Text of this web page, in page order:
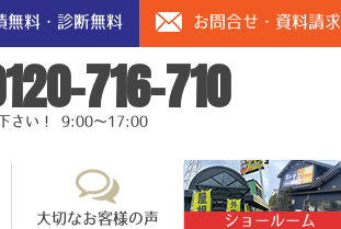
無料・診断無料 お問合せ・資料請求
716-710
さい！ 9:00～17:00
大切なお客様の声 ショールーム